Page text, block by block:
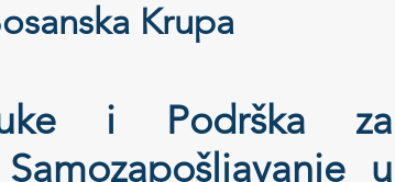
Krupa
i Podrška za
u